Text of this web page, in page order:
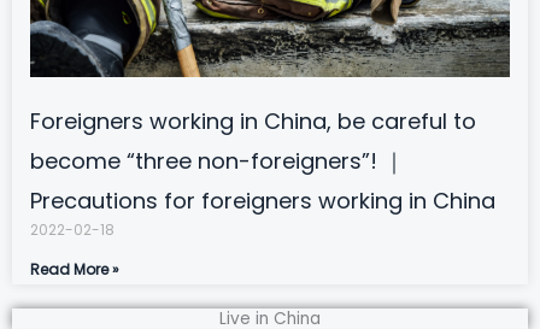
Foreigners working in China, be careful to
become “three non-foreigners”! ｜
Precautions for foreigners working in China
2022-02-18
Read More »
Live in China